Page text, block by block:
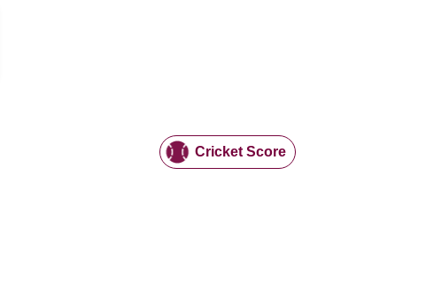
Cricket Score